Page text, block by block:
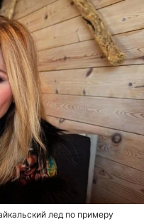
лед по примеру